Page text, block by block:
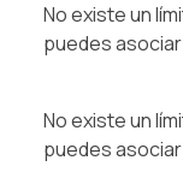
No existe un
puedes
No existe un
puedes